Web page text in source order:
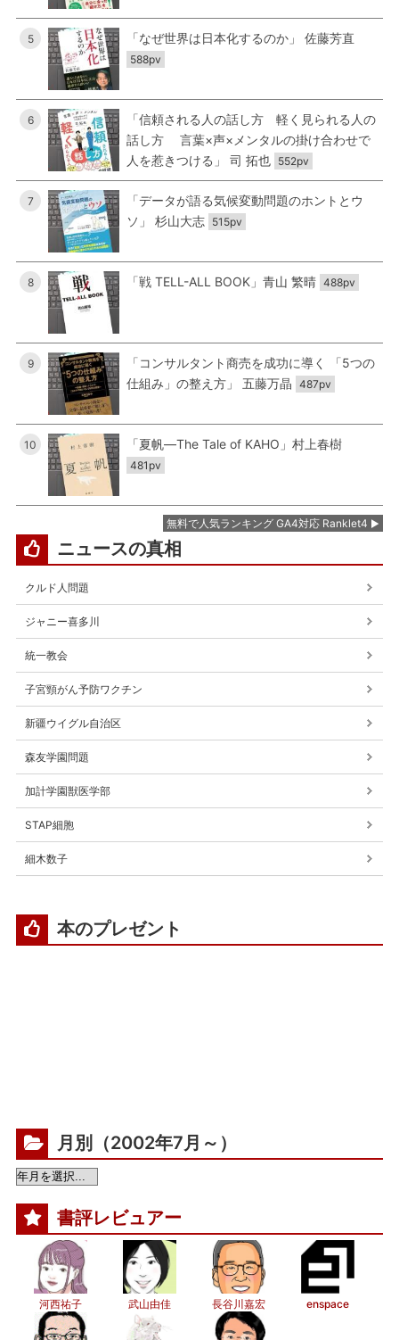
5 「なぜ世界は日本化するのか」 佐藤芳直
588pv
6
「信頼される人の話し方 軽く見られる人の
話し方 言葉×声×メンタルの掛け合わせで
人を惹きつける」 司 拓也 552pv
7
「データが語る気候変動問題のホントとウ
ソ」 杉山大志 515pv
8 「戦 TELL-ALL BOOK」青山 繁晴 488pv
9
「コンサルタント商売を成功に導く 「5つの
仕組み」の整え方」 五藤万晶 487pv
10 「夏帆―The Tale of KAHO」村上春樹
481pv
無料で人気ランキング GA4対応 Ranklet4
ニュースの真相
クルド人問題
ジャニー喜多川
統一教会
子宮頸がん予防ワクチン
新疆ウイグル自治区
森友学園問題
加計学園獣医学部
STAP細胞
細木数子
本のプレゼント
月別（2002年7月～）
書評レビュアー
河西祐子 武山由佳 長谷川嘉宏 enspace